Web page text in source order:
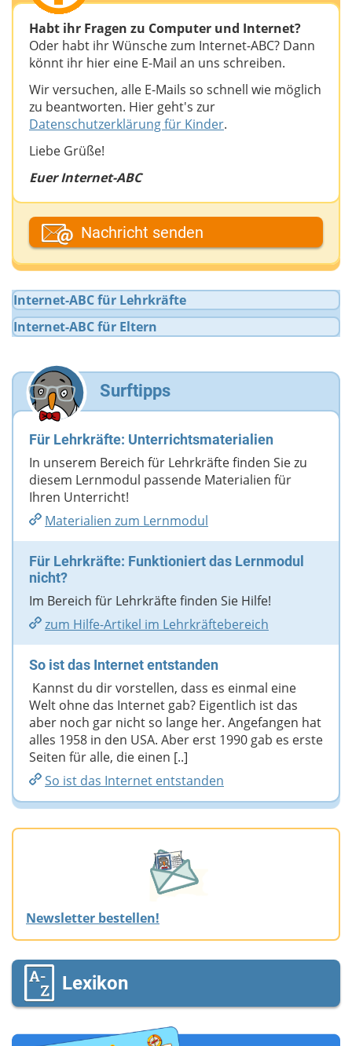
Habt ihr Fragen zu Computer und Internet?
Oder habt ihr Wünsche zum Internet-ABC? Dann
könnt ihr hier eine E-Mail an uns schreiben.
Wir versuchen, alle E-Mails so schnell wie möglich
zu beantworten. Hier geht's zur
Datenschutzerklärung für Kinder.
Liebe Grüße!
Euer Internet-ABC
Dein Fantasiename
Deine E-Mail-Adresse (wenn du eine Antwort
möchtest)
Deine Nachricht
Nachricht senden
Internet-ABC für Lehrkräfte
Internet-ABC für Eltern
Surftipps
Für Lehrkräfte: Unterrichtsmaterialien
In unserem Bereich für Lehrkräfte finden Sie zu
diesem Lernmodul passende Materialien für
Ihren Unterricht!
Materialien zum Lernmodul
Für Lehrkräfte: Funktioniert das Lernmodul
nicht?
Im Bereich für Lehrkräfte finden Sie Hilfe!
zum Hilfe-Artikel im Lehrkräftebereich
So ist das Internet entstanden
Kannst du dir vorstellen, dass es einmal eine
Welt ohne das Internet gab? Eigentlich ist das
aber noch gar nicht so lange her. Angefangen hat
alles 1958 in den USA. Aber erst 1990 gab es erste
Seiten für alle, die einen [..]
So ist das Internet entstanden
Newsletter bestellen!
Lexikon